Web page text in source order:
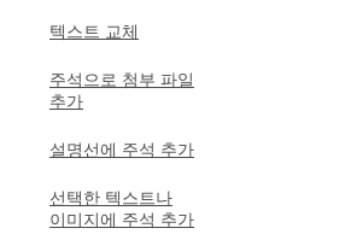
텍스트 교체
주석으로 첨부 파일
추가
설명선에 주석 추가
선택한 텍스트나
이미지에 주석 추가